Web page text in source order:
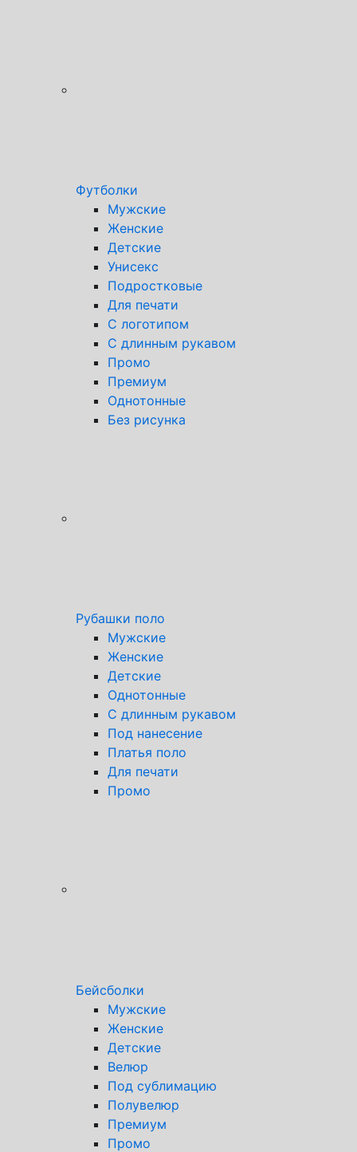
Футболки
Мужские
Женские
Детские
Унисекс
Подростковые
Для печати
С логотипом
С длинным рукавом
Промо
Премиум
Однотонные
Без рисунка
Рубашки поло
Мужские
Женские
Детские
Однотонные
С длинным рукавом
Под нанесение
Платья поло
Для печати
Промо
Бейсболки
Мужские
Женские
Детские
Велюр
Под сублимацию
Полувелюр
Премиум
Промо